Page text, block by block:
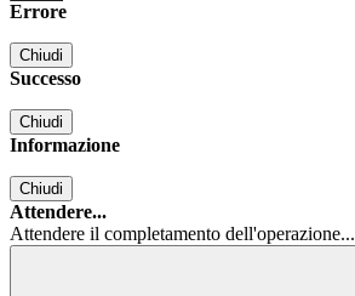
Errore
Chiudi
Successo
Chiudi
Informazione
Chiudi
Attendere...
Attendere il completamento dell'operazione...